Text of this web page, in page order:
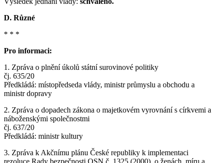
D. Různé
* * *
Pro informaci:
1. Zpráva o plnění úkolů státní surovinové politiky
čj. 635/20
Předkládá: místopředseda vlády, ministr průmyslu a obchodu a
ministr dopravy
2. Zpráva o dopadech zákona o majetkovém vyrovnání s církvemi a
náboženskými společnostmi
čj. 637/20
Předkládá: ministr kultury
3. Zpráva k Akčnímu plánu České republiky k implementaci
rezoluce Rady bezpečnosti OSN č. 1325 (2000), o ženách, míru a